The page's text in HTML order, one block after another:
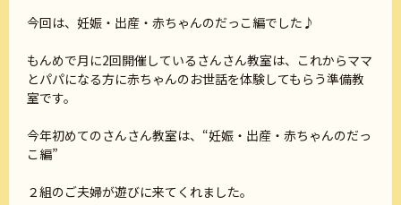
今回は、妊娠・出産・赤ちゃんのだっこ編でした♪
もんめで月に2回開催しているさんさん教室は、これからママ
とパパになる方に赤ちゃんのお世話を体験してもらう準備教
室です。
今年初めてのさんさん教室は、“妊娠・出産・赤ちゃんのだっ
こ編”
２組のご夫婦が遊びに来てくれました。